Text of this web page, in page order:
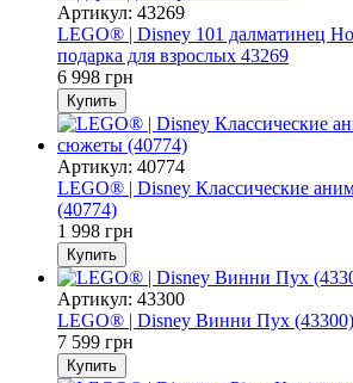
Артикул: 43269
LEGO® | Disney 101 далматинец
подарка для взрослых 43269
6 998 грн
Купить
Артикул: 40774
LEGO® | Disney Классические
(40774)
1 998 грн
Купить
Артикул: 43300
LEGO® | Disney Винни Пух (43300)
7 599 грн
Купить